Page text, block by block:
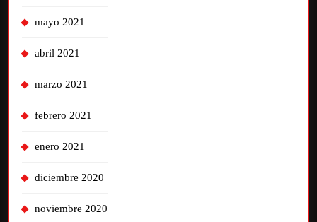
mayo 2021
abril 2021
marzo 2021
febrero 2021
enero 2021
diciembre 2020
noviembre 2020